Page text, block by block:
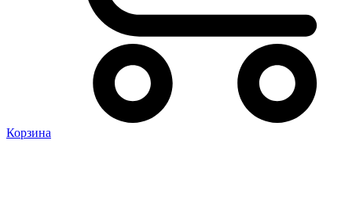
Корзина